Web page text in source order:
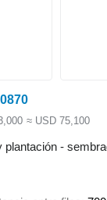
≈ USD 75,100
plantación -